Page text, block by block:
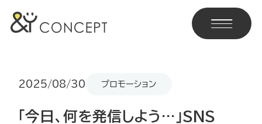
2025/08/30 プロモーション
「今日、何を発信しよう…」SNS